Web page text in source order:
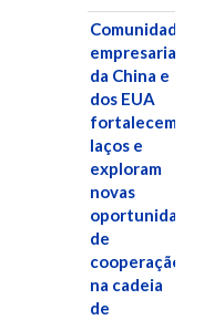
Comunidades
empresariais
da China e
dos EUA
fortalecem
laços e
exploram
novas
oportunidades
de
cooperação
na cadeia
de